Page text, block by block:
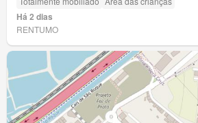
Há 2 dias
RENTUMO